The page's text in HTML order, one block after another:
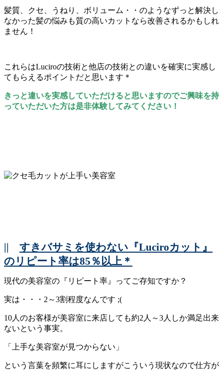
髪質、クセ、うねり、ボリューム・・のようなずっと解決し
なかった髪の悩みも質の高いカットなら改善されるかもしれ
ません！
これらはLuciroの技術と他店の技術との違いを確実に実感し
てもらえるポイントだと思います＊
きっと違いを実感していただけると思いますのでご興味を持
っていただいた方は是非体験してみてください！
|| すきバサミを使わない『Luciroカット』
のリピート率は85％以上＊
現代の美容室の『リピート率』ってご存知ですか？
実は・・・2～3割程度なんです ;(
10人のお客様が美容室に来店しても約2人～3人しか満足出来
ないという事実。
「上手な美容室が見つからない」
という言葉を頻繁に耳にしますがこういう現状なので仕方が